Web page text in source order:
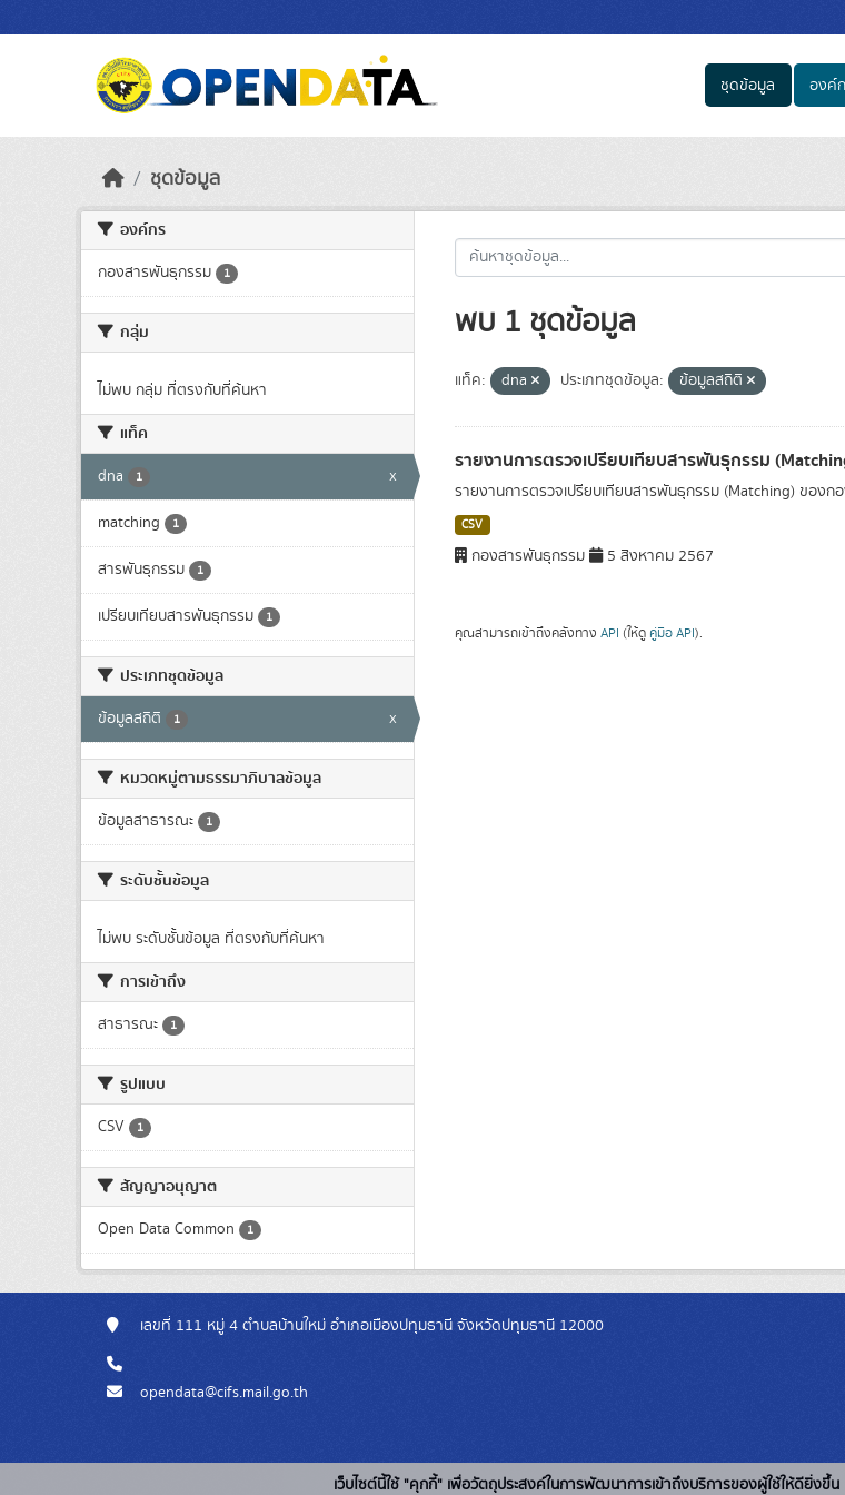
ชุดข้อมูล องค์
ชุดข้อมูล
องค์กร
กองสารพันธุกรรม 1
กลุ่ม
ไม่พบ กลุ่ม ที่ตรงกับที่ค้นหา
แท็ค
dna 1 x
matching 1
สารพันธุกรรม 1
เปรียบเทียบสารพันธุกรรม 1
ประเภทชุดข้อมูล
ข้อมูลสถิติ 1 x
หมวดหมู่ตามธรรมาภิบาลข้อมูล
ข้อมูลสาธารณะ 1
ระดับชั้นข้อมูล
ไม่พบ ระดับชั้นข้อมูล ที่ตรงกับที่ค้นหา
การเข้าถึง
สาธารณะ 1
รูปแบบ
CSV 1
สัญญาอนุญาต
Open Data Common 1
พบ 1 ชุดข้อมูล
แท็ค: dna ประเภทชุดข้อมูล: ข้อมูลสถิติ
รายงานการตรวจเปรียบเทียบสารพันธุกรรม
รายงานการตรวจเปรียบเทียบสารพันธุกรรม (Matching) ของก
CSV
กองสารพันธุกรรม 5 สิงหาคม 2567
คุณสามารถเข้าถึงคลังทาง API (ให้ดู คู่มือ API).
เลขที่ 111 หมู่ 4 ตำบลบ้านใหม่ อำเภอเมืองปทุมธานี จังหวัดปทุมธานี 12000
opendata@cifs.mail.go.th
เว็บไซต์นี้ใช้ "คุกกี้" เพื่อวัตถุประสงค์ในการพัฒนาการเข้าถึงบริการของผู้ใช้ให้ดียิ่ง